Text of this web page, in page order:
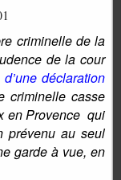
criminelle de la
de la cour
déclaration
criminelle casse
en Provence qui
prévenu au seul
garde à vue, en